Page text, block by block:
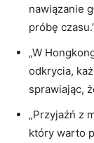
nawiązanie
próbę⁢
„W
odkrycia,
sprawiając,
„Przyjaźń z
‍który warto